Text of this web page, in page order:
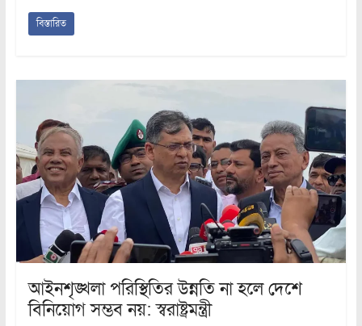
বিস্তারিত
আইনশৃঙ্খলা পরিস্থিতির উন্নতি না হলে দেশে
বিনিয়োগ সম্ভব নয়: স্বরাষ্ট্রমন্ত্রী